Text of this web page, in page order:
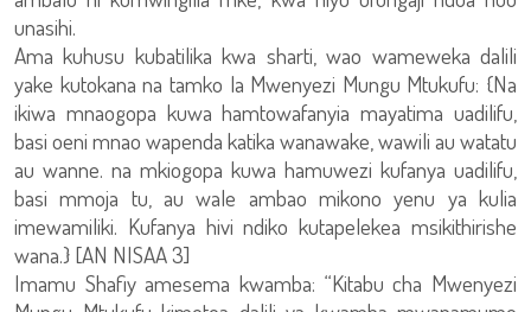
unasihi.
Ama kuhusu kubatilika kwa sharti, wao wameweka dalili
yake kutokana na tamko la Mwenyezi Mungu Mtukufu: {Na
ikiwa mnaogopa kuwa hamtowafanyia mayatima uadilifu,
basi oeni mnao wapenda katika wanawake, wawili au watatu
au wanne. na mkiogopa kuwa hamuwezi kufanya uadilifu,
basi mmoja tu, au wale ambao mikono yenu ya kulia
imewamiliki. Kufanya hivi ndiko kutapelekea msikithirishe
wana.} [AN NISAA 3]
Imamu Shafiy amesema kwamba: “Kitabu cha Mwenyezi